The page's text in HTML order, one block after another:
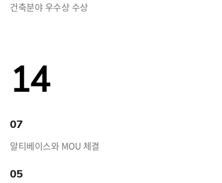
건축분야 우수상 수상
14
07
알티베이스와 MOU 체결
05